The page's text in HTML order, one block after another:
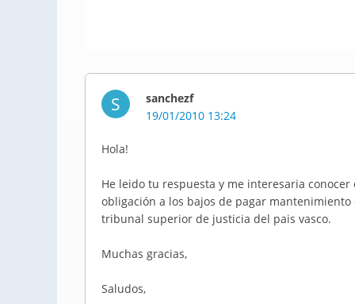
S
sanchezf
19/01/2010 13:24
Hola!
He leido tu respuesta y me interesaria
obligación a los bajos de pagar
tribunal superior de justicia del pais vasco.
Muchas gracias,
Saludos,